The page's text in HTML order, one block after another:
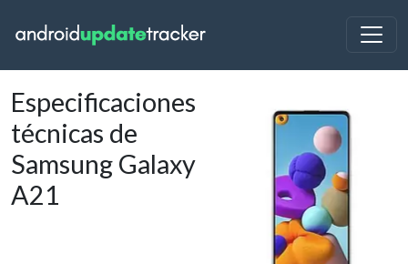
Especificaciones
técnicas de
Samsung Galaxy
A21